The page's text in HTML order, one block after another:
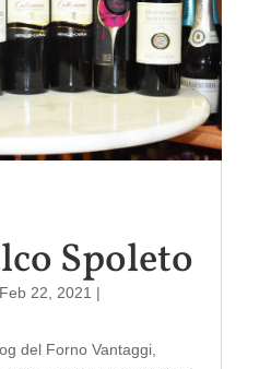
Spoleto
Feb 22, 2021 |
del Forno Vantaggi,